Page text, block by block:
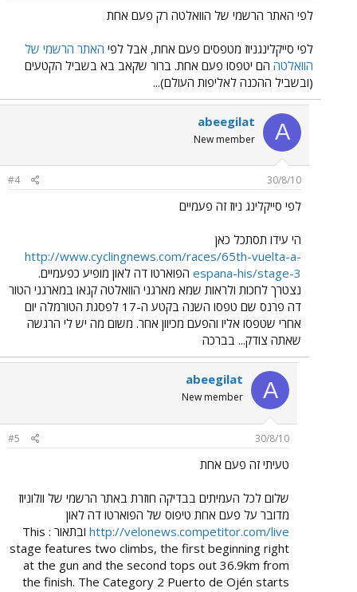
לפי האתר הרשמי של הוואלטה רק פעם אחת
לפי סייקלינגניוז מטפסים פעם אחת, אבל לפי האתר הרשמי של
הוואלטה הם יטפסו פעם אחת. ברור שקאב בא בשביל הקטעים
(ובשביל ההכנה לאליפות העולם)...
A
abeegilat
New member
30/8/10
#4
לפי סייקלינג ניוז זה פעמיים
הי עידו תסתכל כאן
http://www.cyclingnews.com/races/65th-vuelta-a-
espana-his/stage-3 הפוארטו דה לאון מופיע כפעמיים.
נצטרך לחכות ולראות שמא מארגני הוואלטה קנאו במארגני הטור
דה פרנס שם טפסו השנה בקטע ה-17 לפסגת הטורמלה יום
אחרי שטפסו אליו והפעם מכיוון אחר. משום מה יש לי הרגשה
שאתה צודק... בברכה
A
abeegilat
New member
30/8/10
#5
טעיתי זה פעם אחת
שלום לכל העמיתים בבדיקה חוזרת באתר הרשמי של וולוניוז
מדובר על פעם אחת טיפוס של הפוארטו דה לאון
http://velonews.competitor.com/live
ובתאור : This
stage features two climbs, the first beginning right
at the gun and the second tops out 36.9km from
the finish. The Category 2 Puerto de Ojén starts